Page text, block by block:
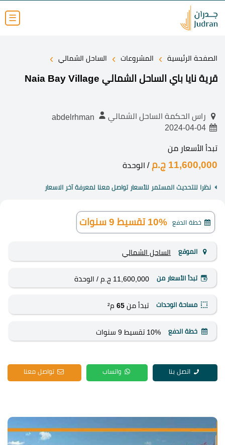
☰
الصفحة الرئيسية › المشروعات › الساحل الشمالي ›
قرية نايا باي الساحل الشمالي Naia Bay Village
راس الحكمة الساحل الشمالي
2024-04-04
تبدأ الأسعار من
11,600,000 ج.م / الوحدة
نظرا للتحديث المستمر للأسعار تواصل معنا لمعرفة آخر الاسعار
خطة الدفع 10% تقسيط 9 سنوات
الموقع الساحل الشمالي
تبدأ الأسعار من 11,600,000 ج.م / الوحدة
مساحة الوحدات تبدأ من 65م²
خطة الدفع 10% تقسيط 9 سنوات
اتصل بنا واتساب تواصل معنا